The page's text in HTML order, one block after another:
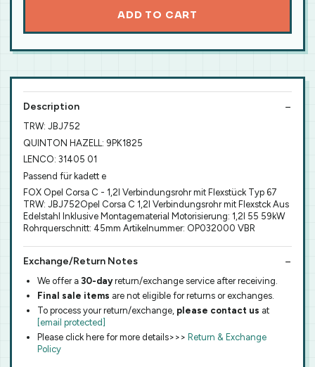
ADD TO CART
Description
TRW: JBJ752
QUINTON HAZELL: 9PK1825
LENCO: 31405 01
Passend für kadett e
FOX Opel Corsa C - 1,2l Verbindungsrohr mit Flexstück Typ 67
TRW: JBJ752Opel Corsa C 1,2l Verbindungsrohr mit Flexstck Aus
Edelstahl Inklusive Montagematerial Motorisierung: 1,2l 55 59kW
Rohrquerschnitt: 45mm Artikelnummer: OP032000 VBR
Exchange/Return Notes
We offer a 30-dayreturn/exchange service after receiving.
Final sale items are not eligible for returns or exchanges.
To process your return/exchange, please contact us at
[email protected]
Please click here for more details>>> Return & Exchange
Policy